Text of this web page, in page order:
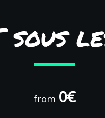
sous
from 0€